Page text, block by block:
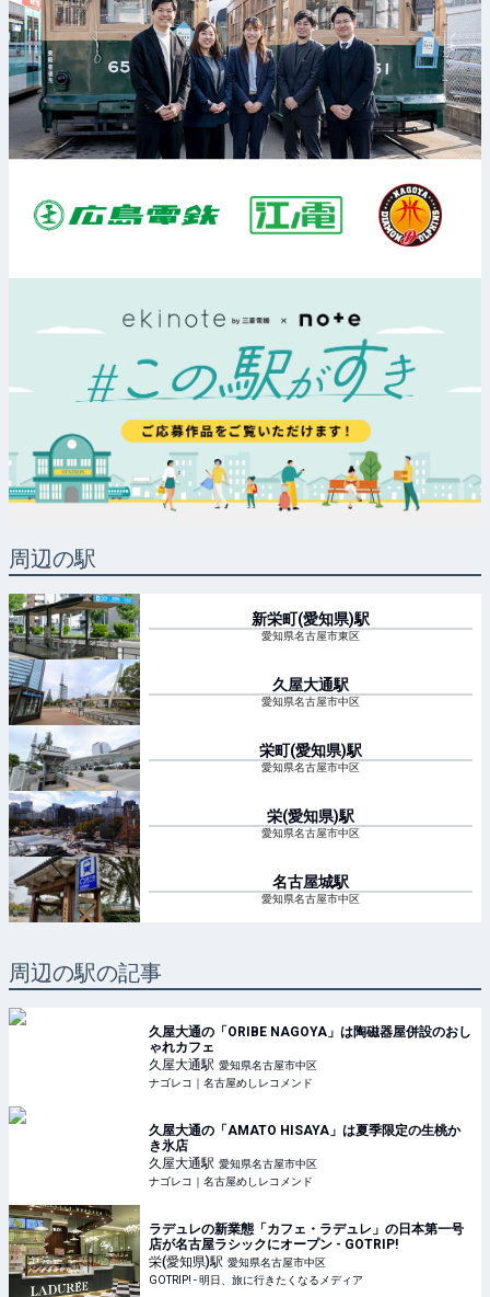
周辺の駅
新栄町(愛知県)駅
愛知県名古屋市東区
久屋大通駅
愛知県名古屋市中区
栄町(愛知県)駅
愛知県名古屋市中区
栄(愛知県)駅
愛知県名古屋市中区
名古屋城駅
愛知県名古屋市中区
周辺の駅の記事
久屋大通の「ORIBE NAGOYA」は陶磁器屋併設のおし
ゃれカフェ
久屋大通駅 愛知県名古屋市中区
ナゴレコ｜名古屋めしレコメンド
久屋大通の「AMATO HISAYA」は夏季限定の生桃か
き氷店
久屋大通駅 愛知県名古屋市中区
ナゴレコ｜名古屋めしレコメンド
ラデュレの新業態「カフェ・ラデュレ」の日本第一号
店が名古屋ラシックにオープン - GOTRIP!
栄(愛知県)駅 愛知県名古屋市中区
GOTRIP! - 明日、旅に行きたくなるメディア